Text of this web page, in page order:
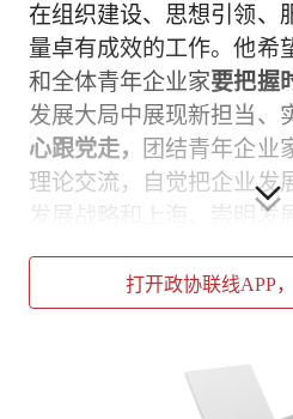
在组织建设、思想引领、
量卓有成效的工作。他希
和全体青年企业家要把握
发展大局中展现新担当、
心跟党走，
团结青年企业
理论交流，自觉把企业发
发展战略和上海、崇明发
态农业、文旅科创等领域
助力崇明民营经济提质
以企业发展成果回馈社会。
打开政协联线APP